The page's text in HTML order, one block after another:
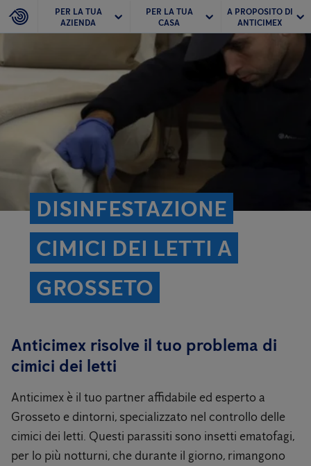
PER LA TUA
AZIENDA
PER LA TUA
CASA
A PROPOSITO DI
ANTICIMEX
DISINFESTAZIONE
CIMICI DEI LETTI A
GROSSETO
Anticimex risolve il tuo problema di
cimici dei letti
Anticimex è il tuo partner affidabile ed esperto a
Grosseto e dintorni, specializzato nel controllo delle
cimici dei letti. Questi parassiti sono insetti ematofagi,
per lo più notturni, che durante il giorno, rimangono